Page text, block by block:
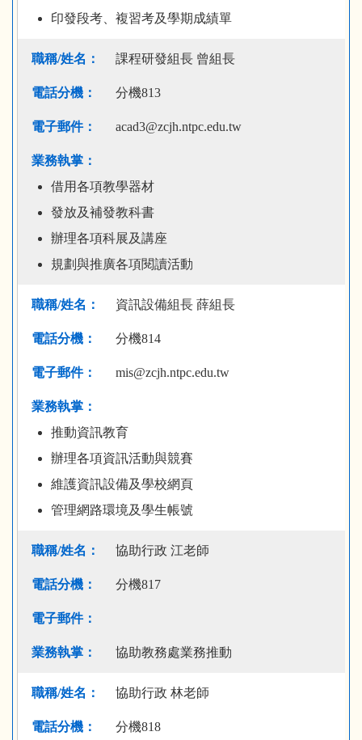
印發段考、複習考及學期成績單
課程研發組長 曾組長
分機813
acad3@zcjh.ntpc.edu.tw
借用各項教學器材
發放及補發教科書
辦理各項科展及講座
規劃與推廣各項閱讀活動
資訊設備組長 薛組長
分機814
mis@zcjh.ntpc.edu.tw
推動資訊教育
辦理各項資訊活動與競賽
維護資訊設備及學校網頁
管理網路環境及學生帳號
協助行政 江老師
分機817
協助教務處業務推動
協助行政 林老師
分機818